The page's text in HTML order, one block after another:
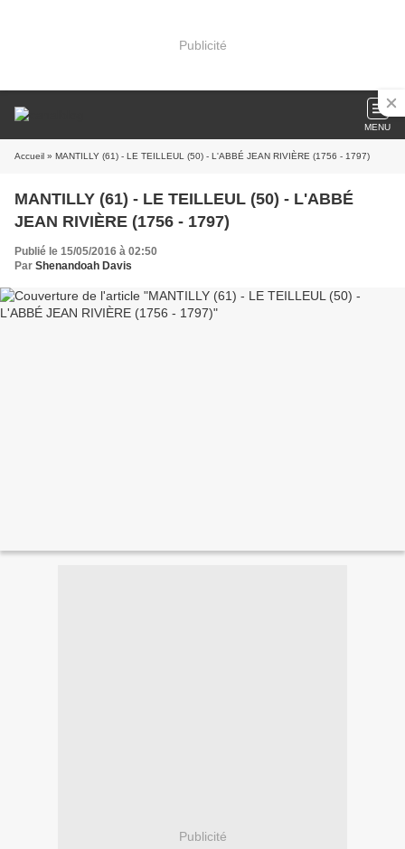
Publicité
MENU
Accueil » MANTILLY (61) - LE TEILLEUL (50) - L'ABBÉ JEAN RIVIÈRE (1756 - 1797)
MANTILLY (61) - LE TEILLEUL (50) - L'ABBÉ
JEAN RIVIÈRE (1756 - 1797)
Publié le 15/05/2016 à 02:50
Par Shenandoah Davis
Publicité